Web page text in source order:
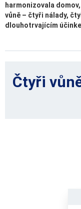
harmonizovala
vůně – čtyři nálady,
dlouhotrvajícím
Čtyři